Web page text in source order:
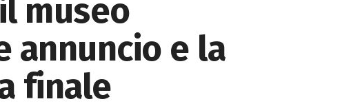
museo
annuncio e la
finale